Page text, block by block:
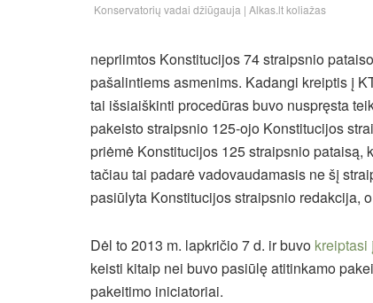
Konservatorių vadai džiūgauja | Alkas.lt koliažas
nepriimtos Konstitucijos 74 straipsnio
pašalintiems asmenims. Kadangi kreiptis į
tai išsiaiškinti procedūras buvo nuspręsta
pakeisto straipsnio 125-ojo Konstitucijos
priėmė Konstitucijos 125 straipsnio
tačiau tai padarė vadovaudamasis ne šį
pasiūlyta Konstitucijos straipsnio redakcija,
Dėl to 2013 m. lapkričio 7 d. ir buvo kreiptasi
keisti kitaip nei buvo pasiūlę atitinkamo
pakeitimo iniciatoriai.